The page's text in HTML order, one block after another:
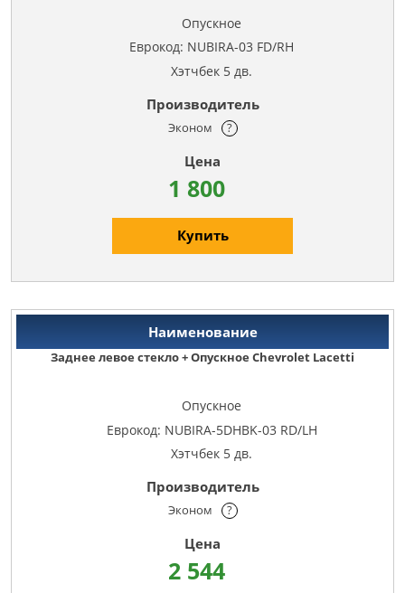
Опускное
Еврокод: NUBIRA-03 FD/RH
Хэтчбек 5 дв.
Эконом ?
1 800
Купить
Заднее левое стекло + Опускное Chevrolet Lacetti
Опускное
Еврокод: NUBIRA-5DHBK-03 RD/LH
Хэтчбек 5 дв.
Эконом ?
2 544